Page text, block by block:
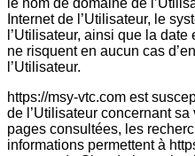
Internet de l’Utilisateur, le
l’Utilisateur, ainsi que la date
ne risquent en aucun cas
l’Utilisateur.
https://msy-vtc.com est
de l’Utilisateur concernant
pages consultées, les
informations permettent à